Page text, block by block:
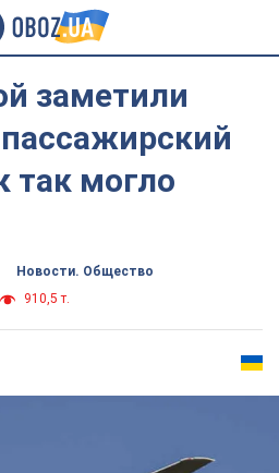
заметили
так могло
Новости. Общество
910,5 т.